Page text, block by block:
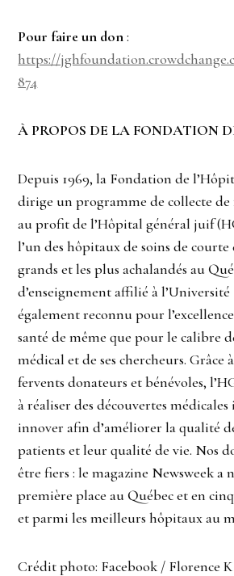
Pour faire un don:
https://
874
À PROPOS DE LA FONDATION
Depuis 1969, la Fondation de
dirige un programme de collecte
au profit de l’Hôpital général juif
l’un des hôpitaux de soins de courte
grands et les plus achalandés au
d’enseignement affilié à
également reconnu pour l’excellence
santé de même que pour le calibre
médical et de ses chercheurs. Grâce
fervents donateurs et bénévoles,
à réaliser des découvertes
innover afin d’améliorer la qualité
patients et leur qualité de vie. Nos
être fiers : le magazine Newsweek a
première place au Québec et en
et parmi les meilleurs hôpitaux au
Crédit photo: Facebook / Florence K